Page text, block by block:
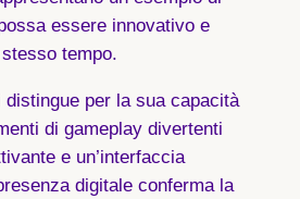
essere innovativo e
tempo.
per la sua capacità
di gameplay divertenti
e un’interfaccia
digitale conferma la